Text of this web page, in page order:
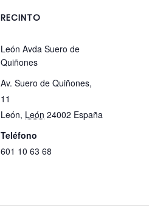
RECINTO
León Avda Suero de
Quiñones
Av. Suero de Quiñones,
11
León, León 24002 España
Teléfono
601 10 63 68